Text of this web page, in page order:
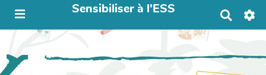
Sensibiliser à l'ESS
e